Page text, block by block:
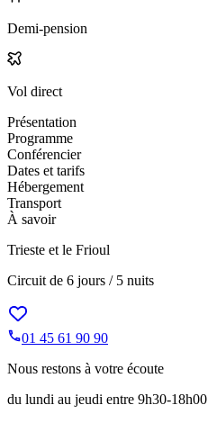
Demi-pension
Vol direct
Présentation
Programme
Conférencier
Dates et tarifs
Hébergement
Transport
À savoir
Trieste et le Frioul
Circuit de 6 jours / 5 nuits
01 45 61 90 90
Nous restons à votre écoute
du lundi au jeudi entre 9h30-18h00